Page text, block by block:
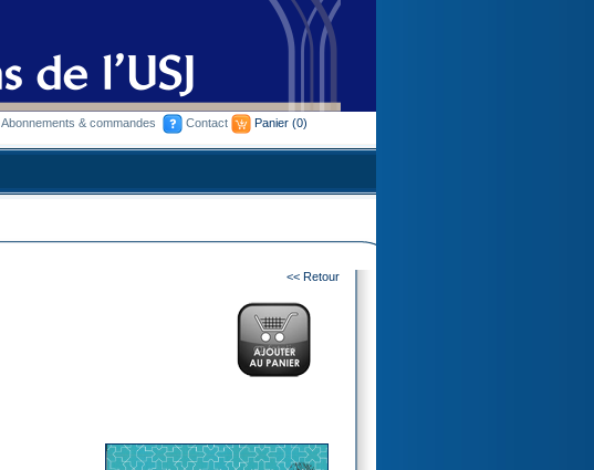
Abonnements & commandes Contact Panier (0)
<< Retour